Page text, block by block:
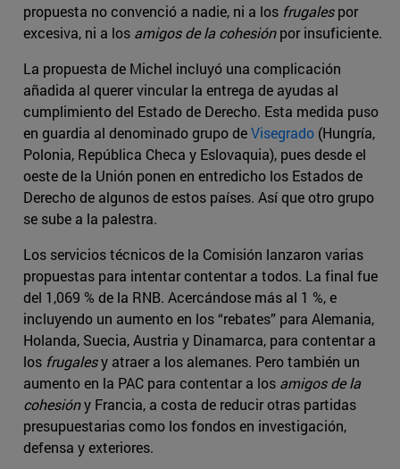
propuesta no convenció a nadie, ni a los frugalespor
excesiva, ni a los amigos de la cohesiónpor insuficiente.
La propuesta de Michel incluyó una complicación
añadida al querer vincular la entrega de ayudas al
cumplimiento del Estado de Derecho. Esta medida puso
en guardia al denominado grupo deVisegrado (Hungría,
Polonia, República Checa y Eslovaquia), pues desde el
oeste de la Unión ponen en entredicho los Estados de
Derecho de algunos de estos países. Así que otro grupo
se sube a la palestra.
Los servicios técnicos de la Comisión lanzaron varias
propuestas para intentar contentar a todos. La final fue
del 1,069 % de la RNB. Acercándose más al 1 %, e
incluyendo un aumento en los “rebates” para Alemania,
Holanda, Suecia, Austria y Dinamarca, para contentar a
los frugalesy atraer a los alemanes. Pero también un
aumento en la PAC para contentar a los amigos de la
cohesióny Francia, a costa de reducir otras partidas
presupuestarias como los fondos en investigación,
defensa y exteriores.